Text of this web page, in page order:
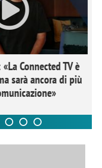
Connected TV è
sarà ancora di più